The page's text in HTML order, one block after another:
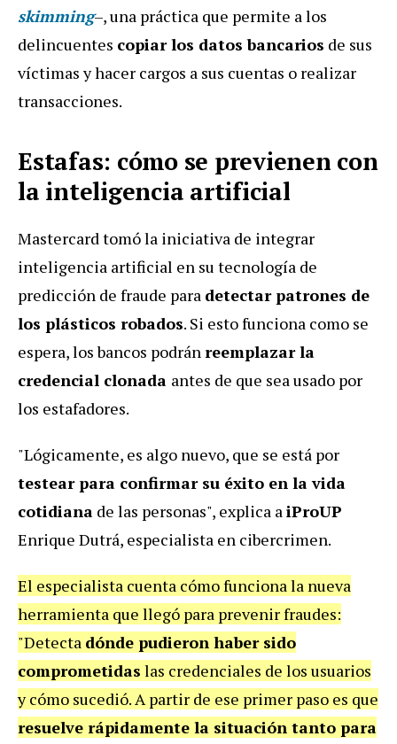
skimming–, una práctica que permite a los
delincuentes copiar los datos bancarios de sus
víctimas y hacer cargos a sus cuentas o realizar
transacciones.
Estafas: cómo se previenen con
la inteligencia artificial
Mastercard tomó la iniciativa de integrar
inteligencia artificial en su tecnología de
predicción de fraude para detectar patrones de
los plásticos robados. Si esto funciona como se
espera, los bancos podránreemplazar la
credencial clonada antes de que sea usado por
los estafadores.
"Lógicamente, es algo nuevo, que se está por
testear para confirmar su éxito en la vida
cotidiana de las personas", explica aiProUP
Enrique Dutrá, especialista en cibercrimen.
El especialista cuenta cómo funciona la nueva
herramienta que llegó para prevenir fraudes:
"Detecta dónde pudieron haber sido
comprometidas las credenciales de los usuarios
y cómo sucedió. A partir de ese primer paso es que
resuelve rápidamente la situación tanto para